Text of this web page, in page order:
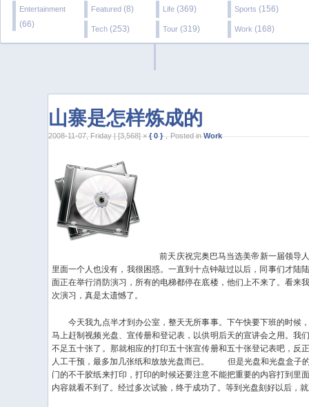
Entertainment
(66)
Featured (8) Life (369) Sports (156)
Tech (253) Tour (319) Work (168)
山寨是怎样炼成的
2008-11-07, Friday | [3,568] ×{ 0 }，Posted inWork
前天庆祝完奥巴马当选美帝新一届领导人
里面一个人也没有，我很困惑。一直到十点钟敲过以后，同事们才陆
面正在举行消防演习，所有的电梯都停在底楼，他们上不来了。看来
次演习，真是太遗憾了。
今天我九点半才到办公室，整天无所事事。下午快要下班的时候
马上赶制视频光盘、宣传册和登记表，以供明后天的宣讲会之用。我
不足五十张了。那就相应的打印五十张宣传册和五十张登记表吧，反
人工干预，最多加几张纸和放放光盘而已。
但是光盘和光盘盒子的
门的不干胶纸来打印，打印的时候还要注意不能把重要的内容打到里
内容就看不到了。经过多次试验，终于成功了。等到光盘刻好以后，